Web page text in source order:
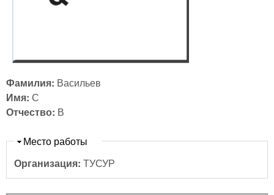
Фамилия: Васильев
Имя: С
Отчество: В
Скрыть
Место работы
Организация: ТУСУР